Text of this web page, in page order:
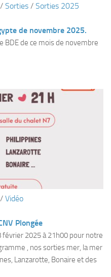
/ Sorties / Sorties 2025
de novembre 2025.
BDE de ce mois de novembre
/ Vidéo
Plongée
2025 à 21h00 pour notre
, nos sorties mer, la mer
Lanzarotte, Bonaire et des